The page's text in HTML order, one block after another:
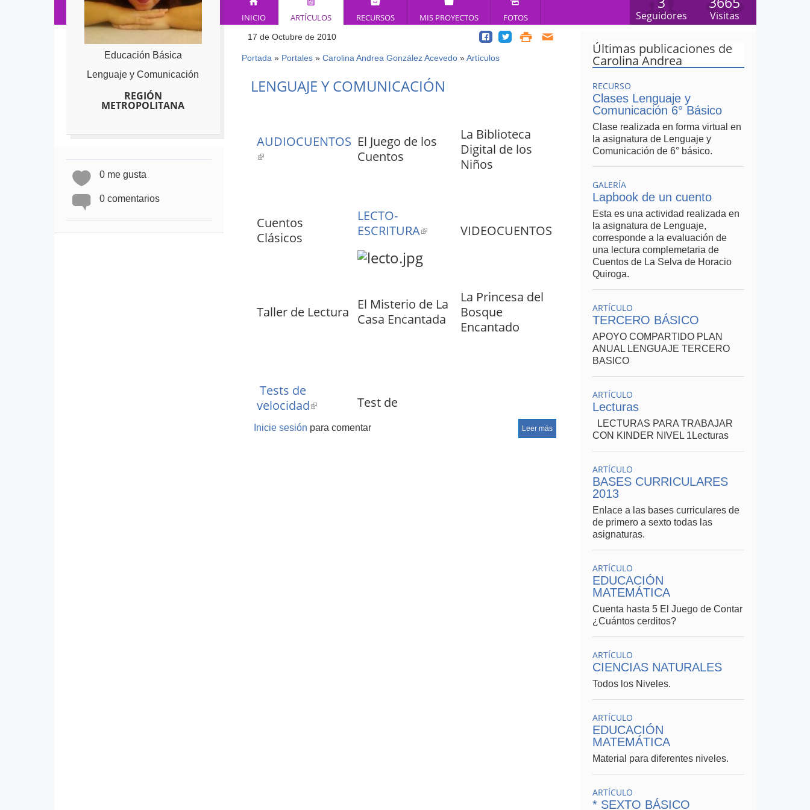
Visitas
Seguidores
INICIO ARTÍCULOS RECURSOS MIS PROYECTOS FOTOS
17 de Octubre de 2010
Usted
está
aquí
Portada » Portales » Carolina Andrea González Acevedo » Artículos
LENGUAJE Y COMUNICACIÓN
AUDIOCUENTOS
(link
El Juego de los
Cuentos
La Biblioteca
Digital de los
Niños
Cuentos
Clásicos
LECTO-
ESCRITURA(link
external)
VIDEOCUENTOS
Taller de Lectura
El Misterio de La
Casa Encantada
La Princesa del
Bosque
Encantado
Tests de
velocidad(link
external)
lectora(link
is
Test de
Comprensión.
Test de lectura.
Leer más
Inicie sesión para comentar
Últimas publicaciones de
Carolina Andrea
RECURSO
Clases Lenguaje y
Comunicación 6° Básico
Clase realizada en forma virtual en
la asignatura de Lenguaje y
Comunicación de 6° básico.
GALERÍA
Lapbook de un cuento
Esta es una actividad realizada en
la asignatura de Lenguaje,
corresponde a la evaluación de
una lectura complemetaria de
Cuentos de La Selva de Horacio
Quiroga.
ARTÍCULO
TERCERO BÁSICO
APOYO COMPARTIDO PLAN
ANUAL LENGUAJE TERCERO
BASICO
ARTÍCULO
Lecturas
LECTURAS PARA TRABAJAR
CON KINDER NIVEL 1Lecturas
ARTÍCULO
BASES CURRICULARES
2013
Enlace a las bases curriculares de
de primero a sexto todas las
asignaturas.
ARTÍCULO
EDUCACIÓN
MATEMÁTICA
Cuenta hasta 5 El Juego de Contar
¿Cuántos cerditos?
ARTÍCULO
CIENCIAS NATURALES
Todos los Niveles.
ARTÍCULO
EDUCACIÓN
MATEMÁTICA
Material para diferentes niveles.
ARTÍCULO
* SEXTO BÁSICO
Educación Básica
Lenguaje y Comunicación
REGIÓN
METROPOLITANA
0 me gusta
0 comentarios